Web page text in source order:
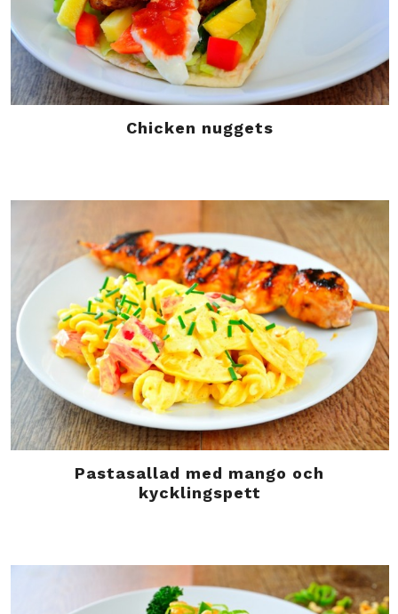
Chicken nuggets
Pastasallad med mango och
kycklingspett